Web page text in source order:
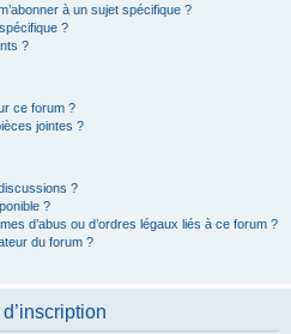
à un sujet spécifique ?
?
?
ce forum ?
jointes ?
?
?
d’abus ou d’ordres légaux liés à ce forum ?
du forum ?